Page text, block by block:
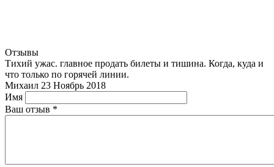
Отзывы
Тихий ужас. главное продать билеты и тишина. Когда, куда и
что только по горячей линии.
Михаил 23 Ноябрь 2018
Имя
Ваш отзыв *